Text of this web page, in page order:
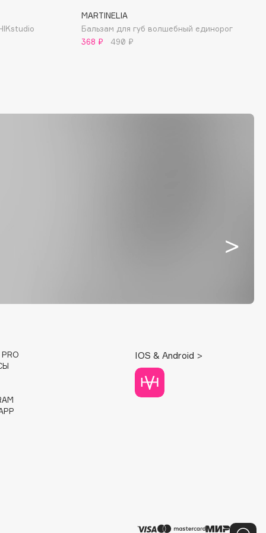
MARTINELIA
Бальзам для губ волшебный единорог
368 ₽
490 ₽
PRO
IOS & Android >